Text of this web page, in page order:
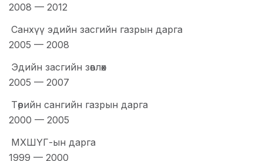
2008 — 2012
Санхүү эдийн засгийн газрын дарга
2005 — 2008
Эдийн засгийн зөвлөх
2005 — 2007
Төрийн сангийн газрын дарга
2000 — 2005
МХШҮГ-ын дарга
1999 — 2000